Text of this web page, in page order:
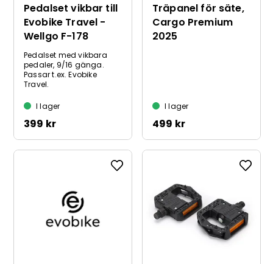
Pedalset vikbar till
Evobike Travel -
Wellgo F-178
Pedalset med vikbara
pedaler, 9/16 gänga.
Passar t.ex. Evobike
Travel.
I lager
399 kr
Träpanel för säte,
Cargo Premium
2025
I lager
499 kr